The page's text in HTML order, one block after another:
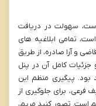
سهولت در دریافت
تمامی ابلاغیه های
و آرا صادره، از طریق
کامل آن در پنل
بود. پیگیری منظم این
فرعی، برای جلوگیری از
است. تصور کنید مریم،